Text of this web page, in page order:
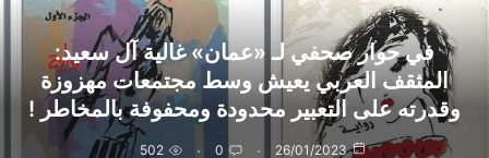
في حوار صحفي لـ «عمان» غالية آل سعيد:
المثقف العربي يعيش وسط مجتمعات مهزوزة
وقدرته على التعبير محدودة ومحفوفة بالمخاطر !
26/01/2023
0
502